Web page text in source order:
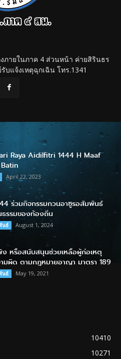
ภายในภาค 4 ส่วนหน้า ค่ายสิรินธร
บแจ้งเหตุฉุกเฉิน โทร.1341
Raya Aidilfitri 1444 H Maaf
April 22, 2023
ร่วมกิจกรรมกวนอาซูรอสัมพันธ์
รรมของท้องถิ่น
นธ์ August 1, 2024
ง หรือสนับสนุนช่วยเหลือผู้ก่อเหตุ
มผิด ตามกฎหมายอาญา มาตรา 189
นธ์ May 19, 2021
10410
10271